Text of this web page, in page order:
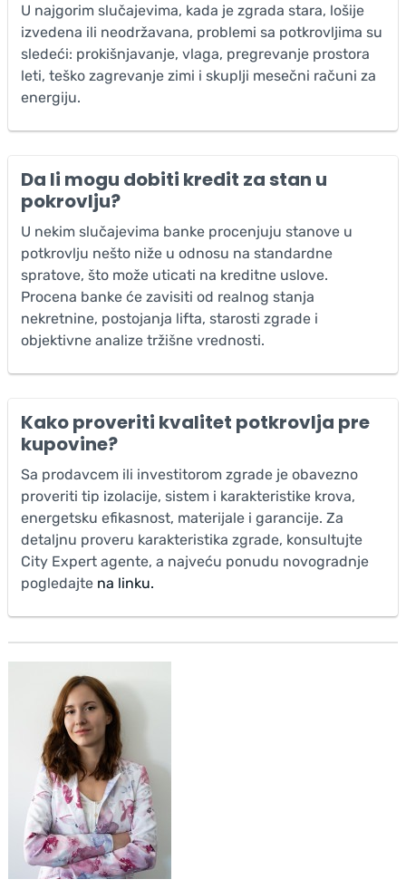
U najgorim slučajevima, kada je zgrada stara, lošije
izvedena ili neodržavana, problemi sa potkrovljima su
sledeći: prokišnjavanje, vlaga, pregrevanje prostora
leti, teško zagrevanje zimi i skuplji mesečni računi za
energiju.
Da li mogu dobiti kredit za stan u
pokrovlju?
U nekim slučajevima banke procenjuju stanove u
potkrovlju nešto niže u odnosu na standardne
spratove, što može uticati na kreditne uslove.
Procena banke će zavisiti od realnog stanja
nekretnine, postojanja lifta, starosti zgrade i
objektivne analize tržišne vrednosti.
Kako proveriti kvalitet potkrovlja pre
kupovine?
Sa prodavcem ili investitorom zgrade je obavezno
proveriti tip izolacije, sistem i karakteristike krova,
energetsku efikasnost, materijale i garancije. Za
detaljnu proveru karakteristika zgrade, konsultujte
City Expert agente, a najveću ponudu novogradnje
pogledajte na linku.